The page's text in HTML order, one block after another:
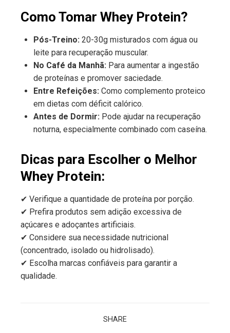
Como Tomar Whey Protein?
Pós-Treino: 20-30g misturados com água ou
leite para recuperação muscular.
No Café da Manhã: Para aumentar a ingestão
de proteínas e promover saciedade.
Entre Refeições: Como complemento proteico
em dietas com déficit calórico.
Antes de Dormir: Pode ajudar na recuperação
noturna, especialmente combinado com caseína.
Dicas para Escolher o Melhor
Whey Protein:
✔ Verifique a quantidade de proteína por porção.
✔ Prefira produtos sem adição excessiva de
açúcares e adoçantes artificiais.
✔ Considere sua necessidade nutricional
(concentrado, isolado ou hidrolisado).
✔ Escolha marcas confiáveis para garantir a
qualidade.
SHARE